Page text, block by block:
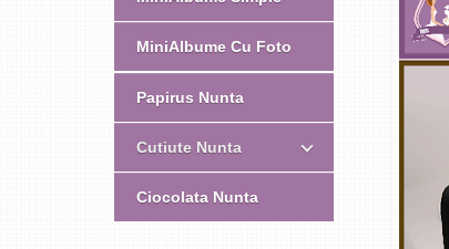
MiniAlbume Cu Foto
Papirus Nunta
Cutiute Nunta
Ciocolata Nunta